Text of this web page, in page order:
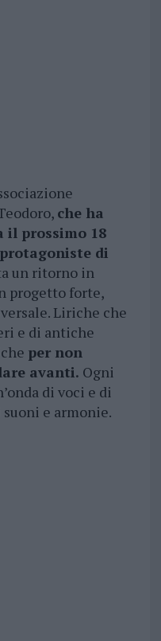
che ha
il prossimo 18
di
un ritorno in
progetto forte,
Liriche che
e di antiche
per non
avanti. Ogni
di voci e di
e armonie.